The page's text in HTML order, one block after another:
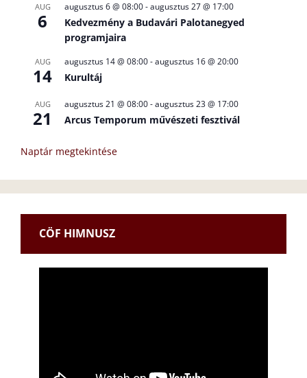
AUG
6
augusztus 6 @ 08:00-augusztus 27 @ 17:00
Kedvezmény a Budavári Palotanegyed
programjaira
AUG
14
augusztus 14 @ 08:00-augusztus 16 @ 20:00
Kurultáj
AUG
21
augusztus 21 @ 08:00-augusztus 23 @ 17:00
Arcus Temporum művészeti fesztivál
Naptár megtekintése
CÖF HIMNUSZ